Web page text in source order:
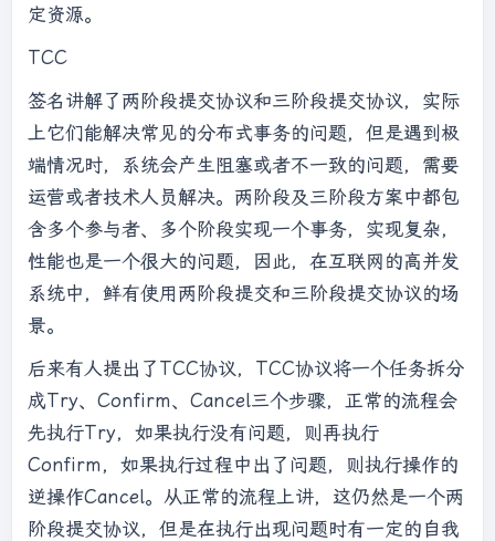
定资源。
TCC
签名讲解了两阶段提交协议和三阶段提交协议，实际
上它们能解决常见的分布式事务的问题，但是遇到极
端情况时，系统会产生阻塞或者不一致的问题，需要
运营或者技术人员解决。两阶段及三阶段方案中都包
含多个参与者、多个阶段实现一个事务，实现复杂，
性能也是一个很大的问题，因此，在互联网的高并发
系统中，鲜有使用两阶段提交和三阶段提交协议的场
景。
后来有人提出了TCC协议，TCC协议将一个任务拆分
成Try、Confirm、Cancel三个步骤，正常的流程会
先执行Try，如果执行没有问题，则再执行
Confirm，如果执行过程中出了问题，则执行操作的
逆操作Cancel。从正常的流程上讲，这仍然是一个两
阶段提交协议，但是在执行出现问题时有一定的自我